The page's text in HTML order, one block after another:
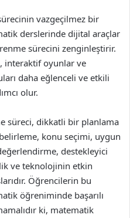
vazgeçilmez bir
derslerinde dijital araçlar
sürecini zenginleştirir.
interaktif oyunlar ve
daha eğlenceli ve etkili
olur.
süreci, dikkatli bir planlama
konu seçimi, uygun
destekleyici
ve teknolojinin etkin
Öğrencilerin bu
öğreniminde başarılı
ki, matematik